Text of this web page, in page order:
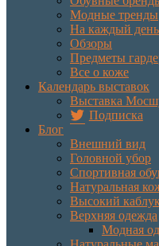
Модные тренды
На каждый день
Обзоры
Предметы
Все о коже
Календарь выставок
Выставка
Подписка
Блог
Внешний вид
Головной убор
Спортивная
Натуральная
Высокий
Верхняя одежда
Модная